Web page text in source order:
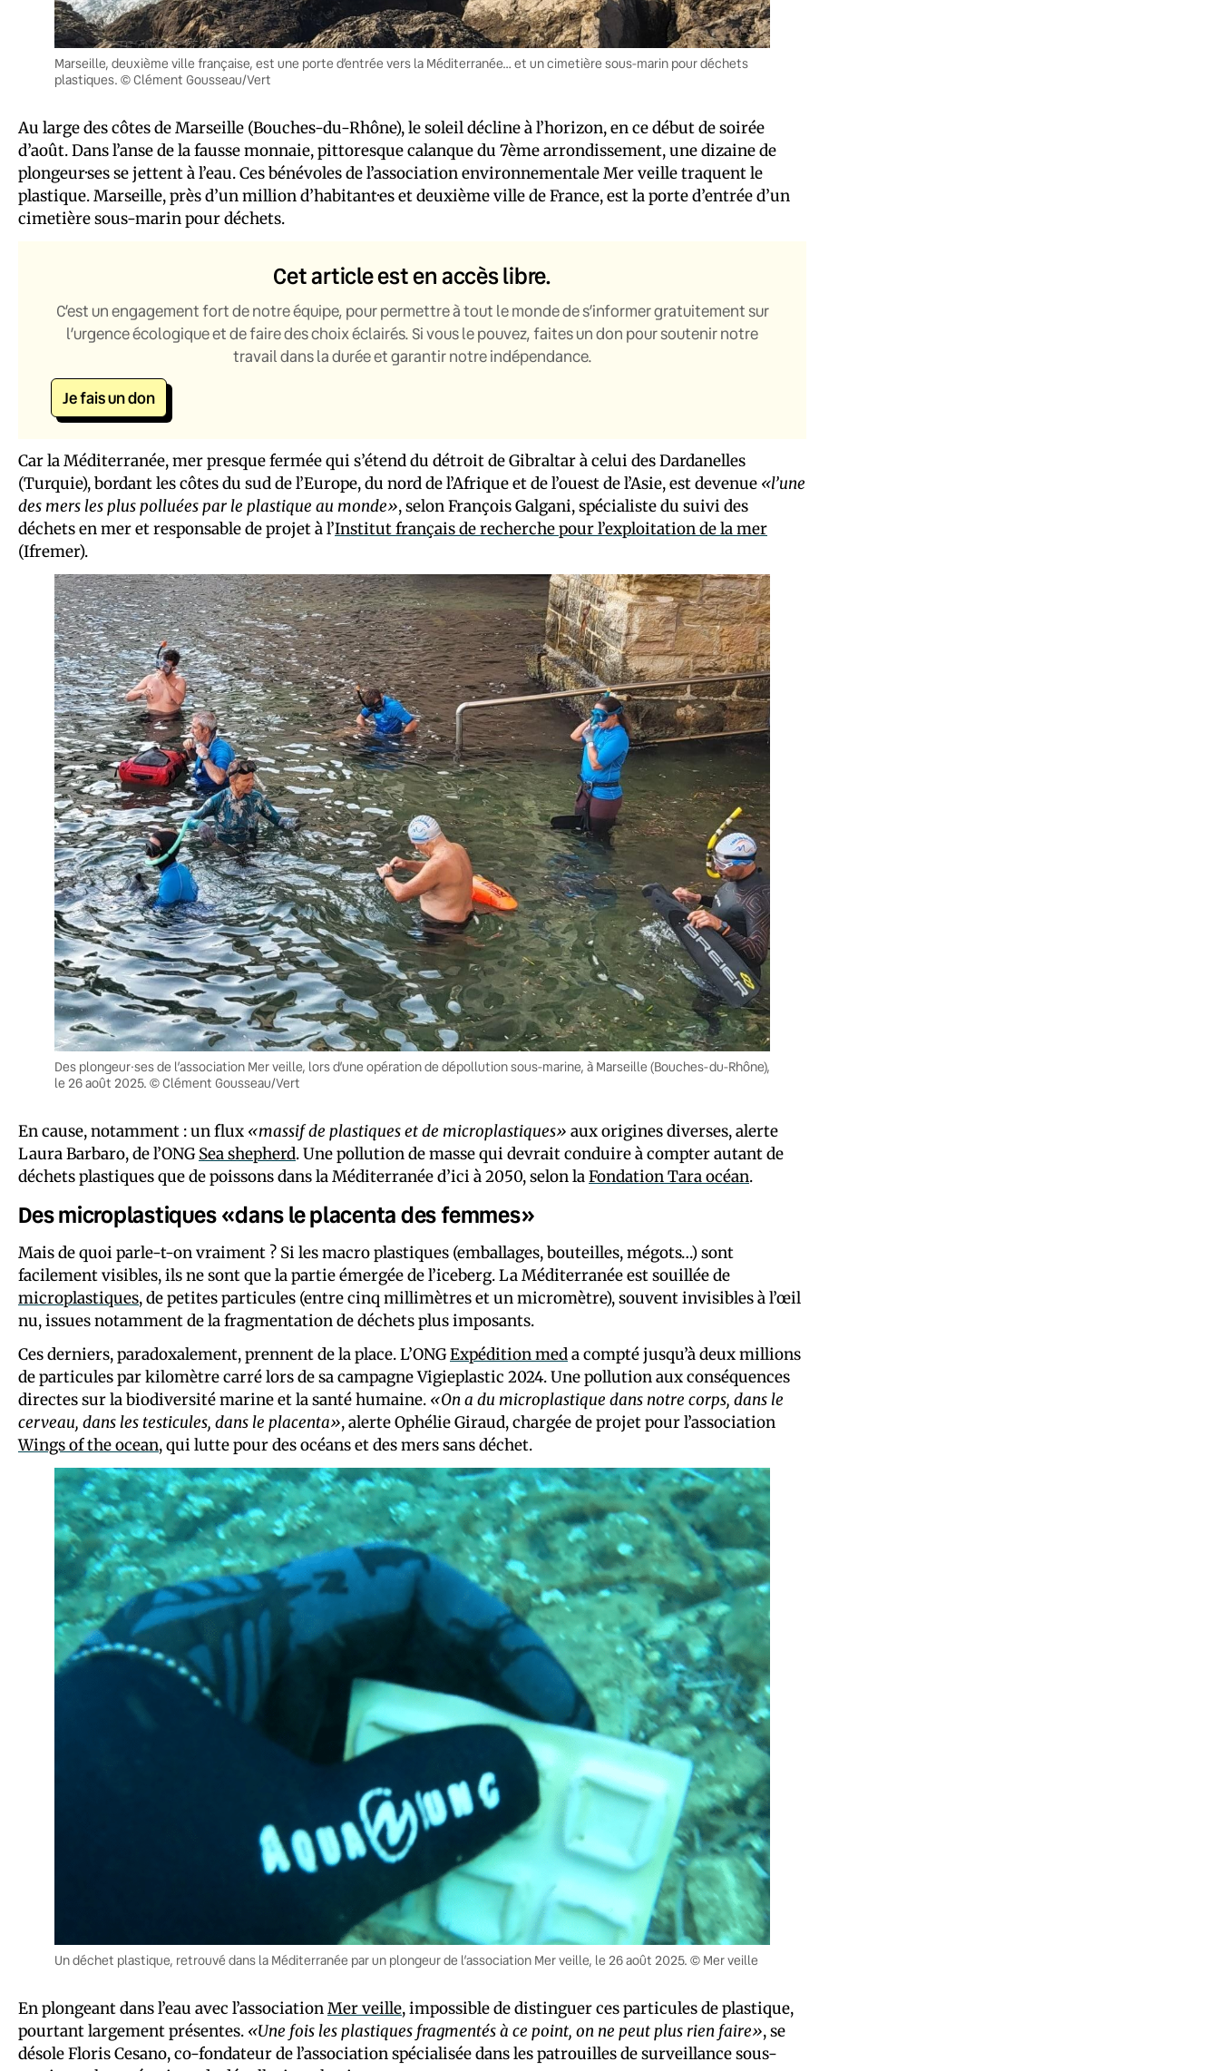
Marseille, deuxième ville française, est une porte d’entrée vers la Méditerranée… et un cimetière sous-marin pour déchets
plastiques. © Clément Gousseau/Vert
Au large des côtes de Marseille (Bouches-du-Rhône), le soleil décline à l’horizon, en ce début de soirée
d’août. Dans l’anse de la fausse monnaie, pittoresque calanque du 7ème arrondissement, une dizaine de
plongeur·ses se jettent à l’eau. Ces bénévoles de l’association environnementale Mer veille traquent le
plastique. Marseille, près d’un million d’habitant·es et deuxième ville de France, est la porte d’entrée d’un
cimetière sous-marin pour déchets.
Cet article est en accès libre.
C’est un engagement fort de notre équipe, pour permettre à tout le monde de s’informer gratuitement sur
l’urgence écologique et de faire des choix éclairés. Si vous le pouvez, faites un don pour soutenir notre
travail dans la durée et garantir notre indépendance.
Je fais un don
Car la Méditerranée, mer presque fermée qui s’étend du détroit de Gibraltar à celui des Dardanelles
(Turquie), bordant les côtes du sud de l’Europe, du nord de l’Afrique et de l’ouest de l’Asie, est devenue «l’une
des mers les plus polluées par le plastique au monde», selon François Galgani, spécialiste du suivi des
déchets en mer et responsable de projet à l’Institut français de recherche pour l’exploitation de la mer
(Ifremer).
Des plongeur·ses de l’association Mer veille, lors d’une opération de dépollution sous-marine, à Marseille (Bouches-du-Rhône),
le 26 août 2025. © Clément Gousseau/Vert
En cause, notamment : un flux «massif de plastiques et de microplastiques» aux origines diverses, alerte
Laura Barbaro, de l’ONG Sea shepherd. Une pollution de masse qui devrait conduire à compter autant de
déchets plastiques que de poissons dans la Méditerranée d’ici à 2050, selon laFondation Tara océan.
Des microplastiques «dans le placenta des femmes»
Mais de quoi parle-t-on vraiment ? Si les macro plastiques (emballages, bouteilles, mégots…) sont
facilement visibles, ils ne sont que la partie émergée de l’iceberg. La Méditerranée est souillée de
microplastiques, de petites particules (entre cinq millimètres et un micromètre), souvent invisibles à l’œil
nu, issues notamment de la fragmentation de déchets plus imposants.
Ces derniers, paradoxalement, prennent de la place. L’ONGExpédition meda compté jusqu’à deux millions
de particules par kilomètre carré lors de sa campagne Vigieplastic 2024. Une pollution aux conséquences
directes sur la biodiversité marine et la santé humaine. «On a du microplastique dans notre corps, dans le
cerveau, dans les testicules, dans le placenta», alerte Ophélie Giraud, chargée de projet pour l’association
Wings of the ocean, qui lutte pour des océans et des mers sans déchet.
Un déchet plastique, retrouvé dans la Méditerranée par un plongeur de l’association Mer veille, le 26 août 2025. © Mer veille
En plongeant dans l’eau avec l’associationMer veille, impossible de distinguer ces particules de plastique,
pourtant largement présentes. «Une fois les plastiques fragmentés à ce point, on ne peut plus rien faire», se
désole Floris Cesano, co-fondateur de l’association spécialisée dans les patrouilles de surveillance sous-